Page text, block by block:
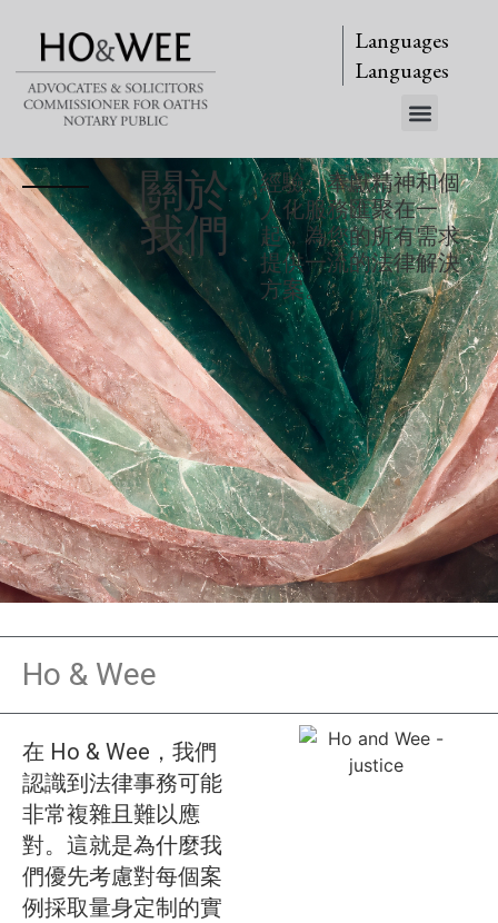
Languages
Languages
關於
我們
經驗、奉獻精神和個
人化服務匯聚在一
起，為您的所有需求
提供一流的法律解決
方案。
Ho & Wee
在 Ho & Wee，我們
認識到法律事務可能
非常複雜且難以應
對。這就是為什麼我
們優先考慮對每個案
例採取量身定制的實